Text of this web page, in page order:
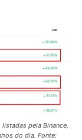
pela Binance,
do dia. Fonte: